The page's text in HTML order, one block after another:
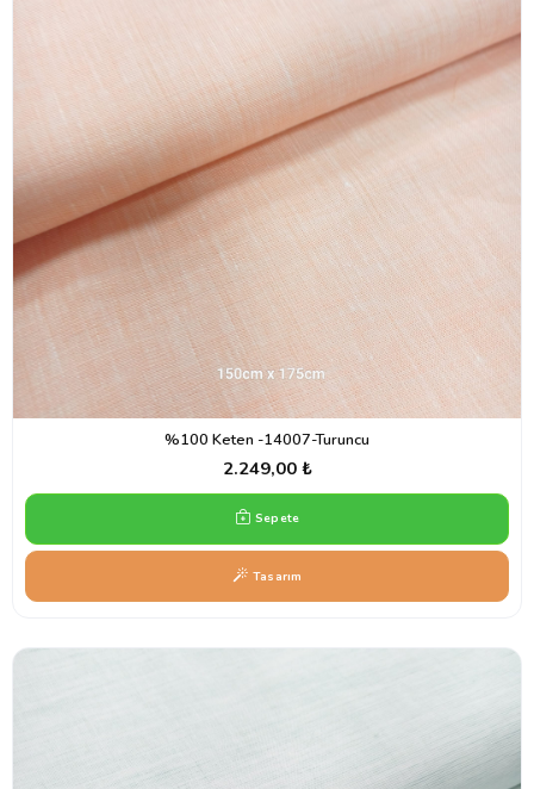
%100 Keten -14007-Turuncu
2.249,00 ₺
Sepete
Tasarım